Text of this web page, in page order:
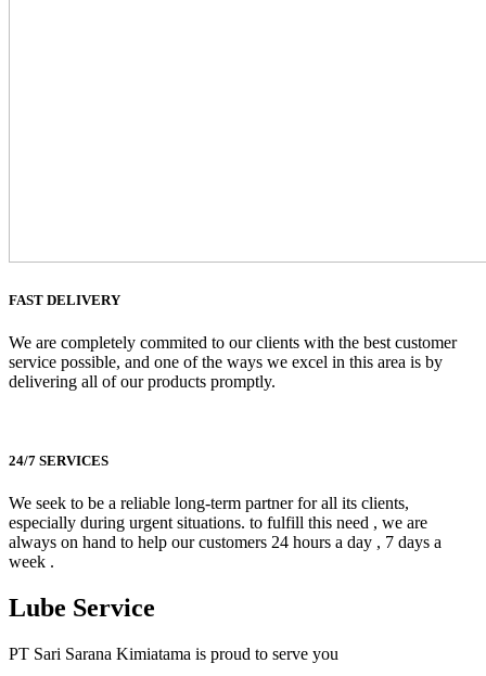
FAST DELIVERY
We are completely commited to our clients with the best customer
service possible, and one of the ways we excel in this area is by
delivering all of our products promptly.
24/7 SERVICES
We seek to be a reliable long-term partner for all its clients,
especially during urgent situations. to fulfill this need , we are
always on hand to help our customers 24 hours a day , 7 days a
week .
Lube Service
PT Sari Sarana Kimiatama is proud to serve you